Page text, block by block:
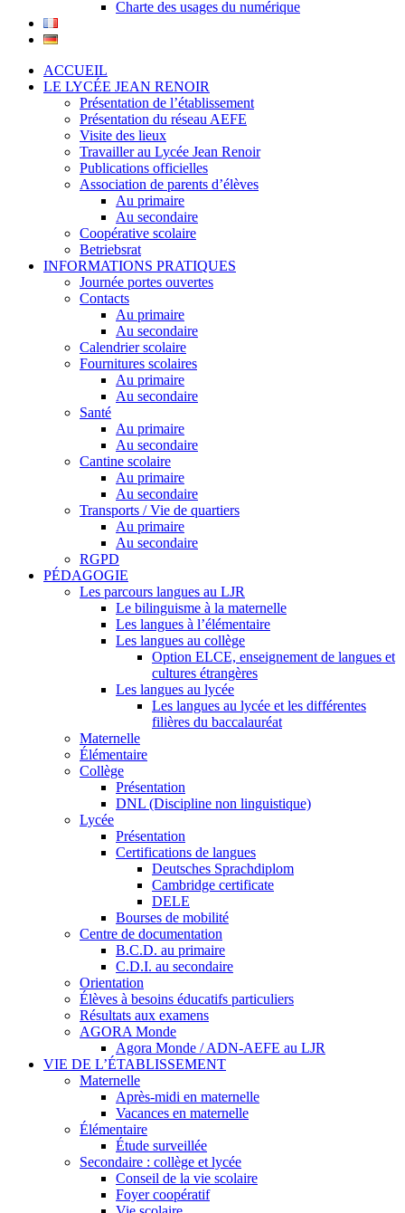
Charte des usages du numérique
ACCUEIL
LE LYCÉE JEAN RENOIR
Présentation de l’établissement
Présentation du réseau AEFE
Visite des lieux
Travailler au Lycée Jean Renoir
Publications officielles
Association de parents d’élèves
Au primaire
Au secondaire
Coopérative scolaire
Betriebsrat
INFORMATIONS PRATIQUES
Journée portes ouvertes
Contacts
Au primaire
Au secondaire
Calendrier scolaire
Fournitures scolaires
Au primaire
Au secondaire
Santé
Au primaire
Au secondaire
Cantine scolaire
Au primaire
Au secondaire
Transports / Vie de quartiers
Au primaire
Au secondaire
RGPD
PÉDAGOGIE
Les parcours langues au LJR
Le bilinguisme à la maternelle
Les langues à l’élémentaire
Les langues au collège
Option ELCE, enseignement de langues et
cultures étrangères
Les langues au lycée
Les langues au lycée et les différentes
filières du baccalauréat
Maternelle
Élémentaire
Collège
Présentation
DNL (Discipline non linguistique)
Lycée
Présentation
Certifications de langues
Deutsches Sprachdiplom
Cambridge certificate
DELE
Bourses de mobilité
Centre de documentation
B.C.D. au primaire
C.D.I. au secondaire
Orientation
Élèves à besoins éducatifs particuliers
Résultats aux examens
AGORA Monde
Agora Monde / ADN-AEFE au LJR
VIE DE L’ÉTABLISSEMENT
Maternelle
Après-midi en maternelle
Vacances en maternelle
Élémentaire
Étude surveillée
Secondaire : collège et lycée
Conseil de la vie scolaire
Foyer coopératif